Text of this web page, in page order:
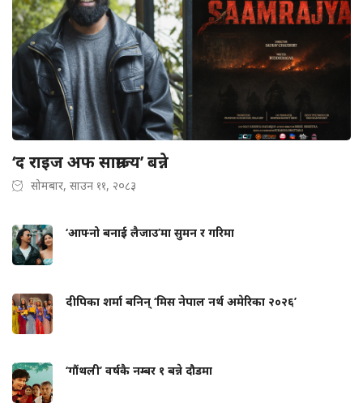
‘द राइज अफ साम्राज्य’ बन्ने
सोमबार, साउन ११, २०८३
‘आफ्नो बनाई लैजाउ’मा सुमन र गरिमा
दीपिका शर्मा बनिन् ‘मिस नेपाल नर्थ अमेरिका २०२६’
‘गौंथली’ वर्षकै नम्बर १ बन्ने दौडमा